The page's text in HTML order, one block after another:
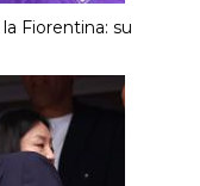
Fiorentina: su